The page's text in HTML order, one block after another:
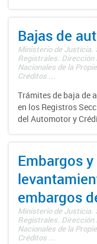
Bajas de
Ministerio de Justicia.
Registrales. Dirección
Nacionales de la
Créditos ...
Trámites de baja de
en los Registros
del Automotor y
Embargos y
embargos
Ministerio de Justicia.
Registrales. Dirección
Nacionales de la
Créditos ...